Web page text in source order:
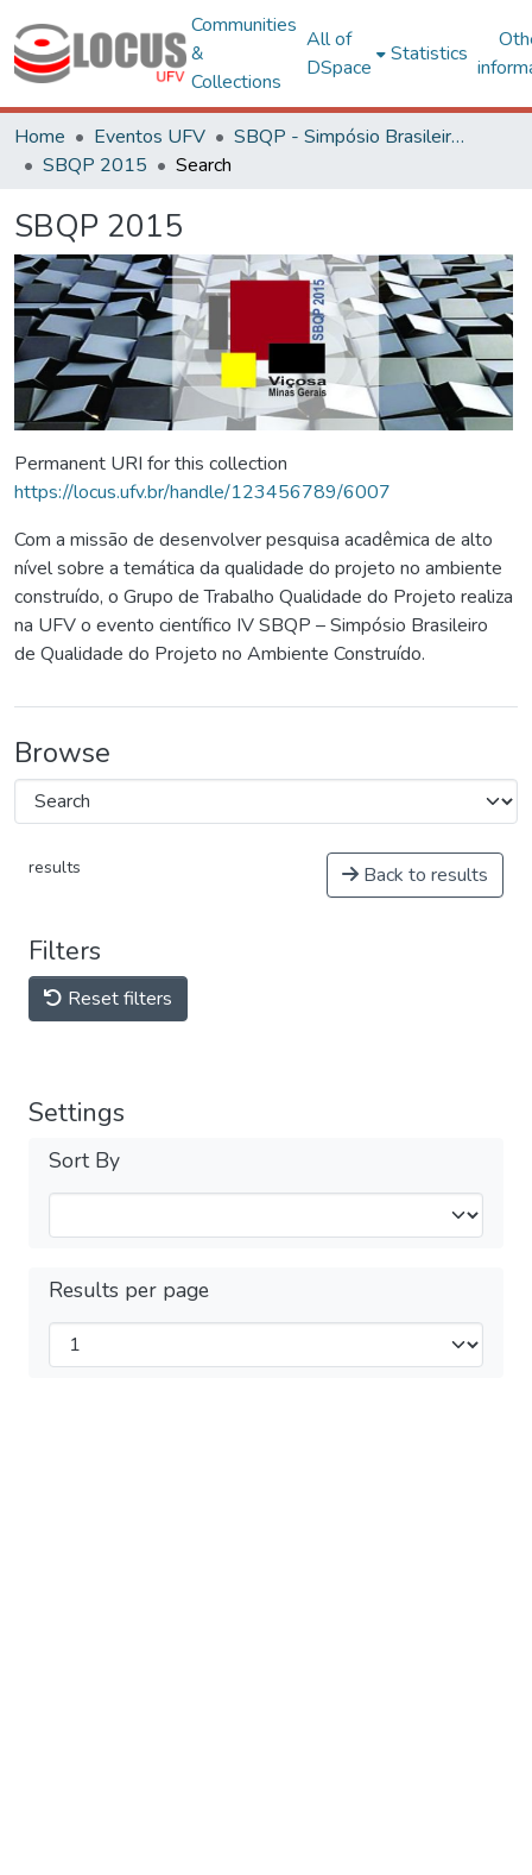
Communities
&
Collections
All of
DSpace
Statistics
Home Eventos UFV
SBQP - Simpósio Brasileiro de Qualidade do Projeto no Ambiente Construído
SBQP 2015
Search
SBQP 2015
Permanent URI for this collection
https://locus.ufv.br/handle/123456789/6007
Com a missão de desenvolver pesquisa acadêmica de alto
nível sobre a temática da qualidade do projeto no ambiente
construído, o Grupo de Trabalho Qualidade do Projeto realiza
na UFV o evento científico IV SBQP – Simpósio Brasileiro
de Qualidade do Projeto no Ambiente Construído.
Browse
results Back to results
Filters
Reset filters
Settings
Sort By
Results per page